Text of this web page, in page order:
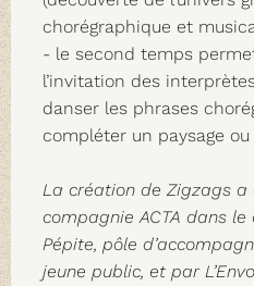
chorégraphique et
- le second temps
l’invitation des
danser les phrases
compléter un paysage
La création de Zigzags
compagnie ACTA dans
Pépite, pôle
jeune public, et par